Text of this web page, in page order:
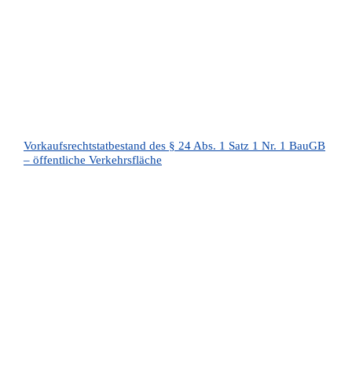
Vorkaufsrechtstatbestand des § 24 Abs. 1 Satz 1 Nr. 1 BauGB
– öffentliche Verkehrsfläche